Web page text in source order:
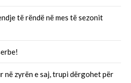
të rëndë në mes të sezonit
në zyrën e saj, trupi dërgohet për